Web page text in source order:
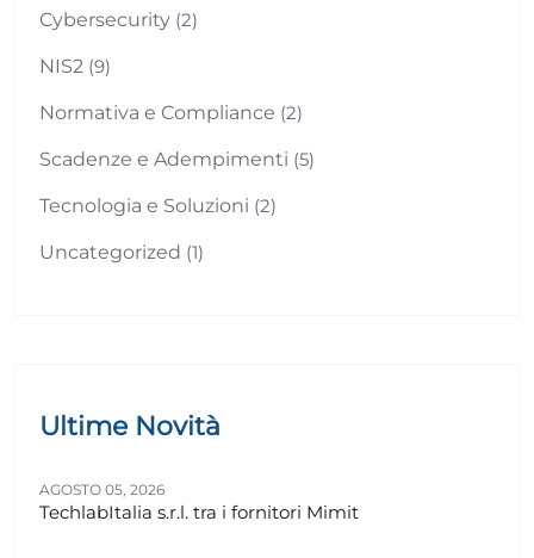
Cybersecurity (2)
NIS2 (9)
Normativa e Compliance (2)
Scadenze e Adempimenti (5)
Tecnologia e Soluzioni (2)
Uncategorized (1)
Ultime Novità
AGOSTO 05, 2026
TechlabItalia s.r.l. tra i fornitori Mimit